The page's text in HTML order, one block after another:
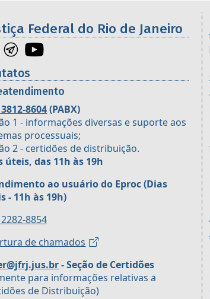
Federal do Rio de Janeiro
8604(PABX)
1 - informações diversas e suporte aos
processuais;
2 - certidões de distribuição.
úteis, das 11h às 19h
ao usuário do Eproc (Dias
- 11h às 19h)
8854
de chamados
- Seção de Certidões
para informações relativas a
de Distribuição)